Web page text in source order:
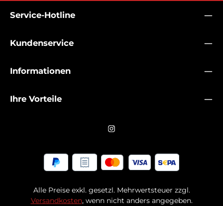
Service-Hotline
Kundenservice
Informationen
Ihre Vorteile
Alle Preise exkl. gesetzl. Mehrwertsteuer zzgl.
Versandkosten, wenn nicht anders angegeben.